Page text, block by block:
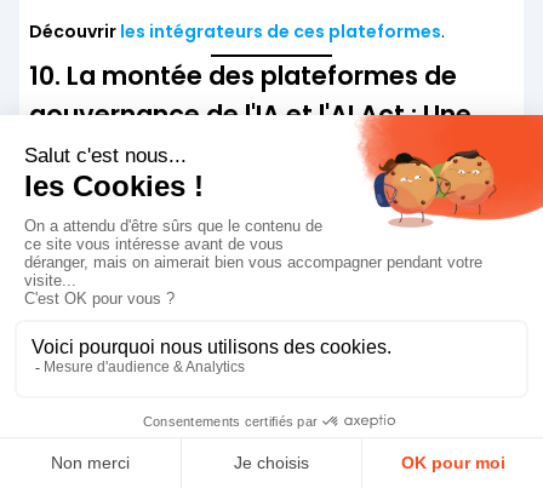
Découvrir les intégrateurs de ces plateformes.
10. La montée des plateformes de
gouvernance de l'IA et l'AI Act : Une
régulation nécessaire en 2025
Plateforme de gouvernance de l'IA :
accroissement sur le marché
Face à l'explosion des usages de l'intelligence artificielle,
lesplateformes de gouvernance de l'IA
comme une tendance incontournable pour assurer une
utilisation responsable, efficace et conforme de ces
technologies. Ces plateformes offrent des outils
tout en garantissant leur transparence et leur
rôle clé dans l'évaluation des biais algorithmiques, le